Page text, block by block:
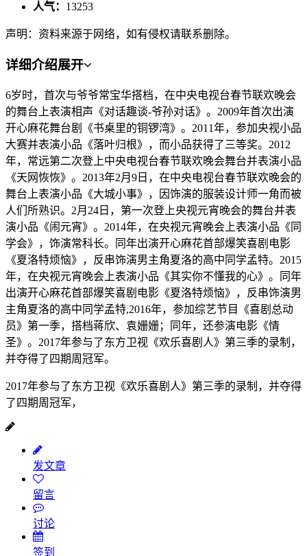
人气： 13253
声明：资料来源于网络，如有侵权请联系删除。
详细介绍展开
6岁时，首次与爷爷常宝华搭档，在中央电视台春节联欢晚会
的舞台上表演相声《对话趣谈-爷孙对话》。2009年首次出演
开心麻花舞台剧《书桌里的铜锣湾》。2011年，参加央视小品
大赛并表演小品《落叶归根》，而小品获得了三等奖。2012
年，常远第二次登上中央电视台春节联欢晚会舞台并表演小品
《天网恢恢》。2013年2月9日，在中央电视台春节联欢晚会的
舞台上表演小品《大城小事》，因饰演的服装设计师一角而被
人们所熟识。2月24日，第一次登上央视元宵晚会的舞台并表
演小品《闹元宵》。2014年，在央视元宵晚会上表演小品《同
学会》，饰演常科长。同年出演开心麻花首部爆笑喜剧电影
《夏洛特烦恼》，反串饰演男主角夏洛的高中同学孟特。2015
年，在央视元宵晚会上表演小品《其实你不懂我的心》。同年
出演开心麻花首部爆笑喜剧电影《夏洛特烦恼》，反串饰演男
主角夏洛的高中同学孟特,2016年，参加综艺节目《喜剧总动
员》第一季，搭档蒋欣、袁姗姗；同年，还参演电影《情
圣》。2017年参与了东方卫视《欢乐喜剧人》第三季的录制，
并夺得了四期周冠军。
2017年参与了东方卫视《欢乐喜剧人》第三季的录制，并夺得
了四期周冠军，
发文章
留言
讨论
签到